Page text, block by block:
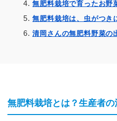
無肥料栽培で育ったお野
無肥料栽培は、虫がつき
清岡さんの無肥料野菜の
無肥料栽培とは？生産者